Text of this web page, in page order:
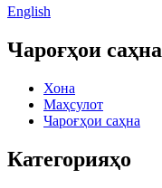
English
Чароғҳои саҳна
Хона
Маҳсулот
Чароғҳои саҳна
Категорияҳо